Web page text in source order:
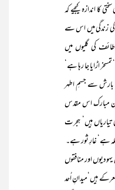
کا اندازہ کیجیے کہ
میں اس سے
کی گلیوں میں
اڑایا جا رہا ہے‘
بارش سے جسمِ اطہر
مبارک اس مقدس
ہیں‘ ہجرت
ہے‘ غارِ ثور ہے۔
اور منافقوں
ہیں‘میدانِ اُحد